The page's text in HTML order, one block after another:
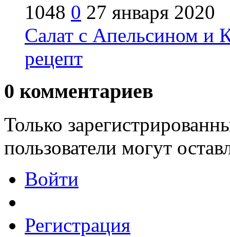
1048 0 27 января 2020
Салат с Апельсином и
рецепт
0 комментариев
Только
пользователи могут
Войти
Регистрация